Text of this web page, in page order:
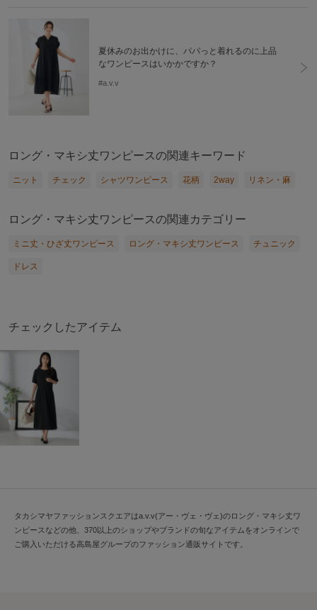
夏休みのお出かけに、パパっと着れるのに上品
なワンピースはいかかですか？
#a.v.v
ロング・マキシ丈ワンピースの関連キーワード
ニット チェック シャツワンピース 花柄 2way リネン・麻
ロング・マキシ丈ワンピースの関連カテゴリー
ミニ丈・ひざ丈ワンピース ロング・マキシ丈ワンピース チュニック
ドレス
チェックしたアイテム
タカシマヤファッションスクエアはa.v.v(アー・ヴェ・ヴェ)のロング・マキシ丈ワ
ンピースなどの他、370以上のショップやブランドの旬なアイテムをオンラインで
ご購入いただける高島屋グループのファッション通販サイトです。